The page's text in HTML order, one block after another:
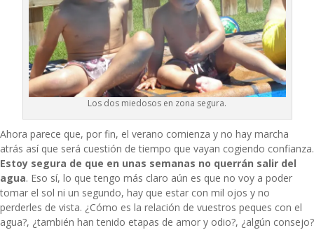
Los dos miedosos en zona segura.
Ahora parece que, por fin, el verano comienza y no hay marcha
atrás así que será cuestión de tiempo que vayan cogiendo confianza.
Estoy segura de que en unas semanas no querrán salir del
agua. Eso sí, lo que tengo más claro aún es que no voy a poder
tomar el sol ni un segundo, hay que estar con mil ojos y no
perderles de vista. ¿Cómo es la relación de vuestros peques con el
agua?, ¿también han tenido etapas de amor y odio?, ¿algún consejo?